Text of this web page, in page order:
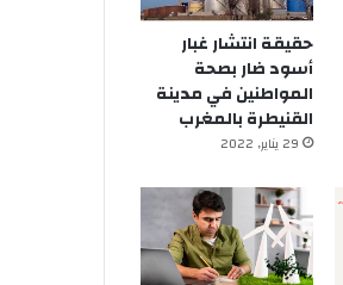
حقيقة انتشار غبار
أسود ضار بصحة
المواطنين في مدينة
القنيطرة بالمغرب
29 يناير, 2022